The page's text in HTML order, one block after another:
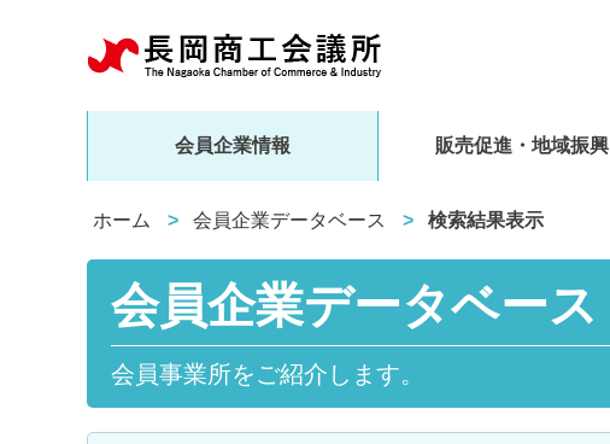
会員企業情報 販売促進・地域振興
ホーム 会員企業データベース 検索結果表示
会員企業データベース
会員事業所をご紹介します。